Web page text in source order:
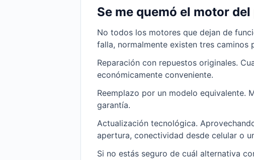
Se me quemó el motor
No todos los motores que dejan de
falla, normalmente existen tres caminos
Reparación con repuestos originales.
económicamente conveniente.
Reemplazo por un modelo equivalente.
garantía.
Actualización tecnológica.
apertura, conectividad desde celular o
Si no estás seguro de cuál alternativa